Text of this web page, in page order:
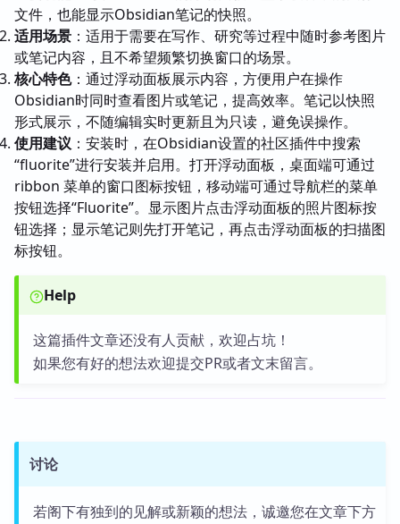
文件，也能显示Obsidian笔记的快照。
适用场景 ：适用于需要在写作、研究等过程中随时参考图片
或笔记内容，且不希望频繁切换窗口的场景。
核心特色：通过浮动面板展示内容，方便用户在操作
Obsidian时同时查看图片或笔记，提高效率。笔记以快照
形式展示，不随编辑实时更新且为只读，避免误操作。
使用建议 ：安装时，在Obsidian设置的社区插件中搜索
“fluorite”进行安装并启用。打开浮动面板，桌面端可通过
ribbon 菜单的窗口图标按钮，移动端可通过导航栏的菜单
按钮选择“Fluorite”。显示图片点击浮动面板的照片图标按
钮选择；显示笔记则先打开笔记，再点击浮动面板的扫描图
标按钮。
Help
这篇插件文章还没有人贡献，欢迎占坑！
如果您有好的想法欢迎提交PR或者文末留言。
讨论
若阁下有独到的见解或新颖的想法，诚邀您在文章下方